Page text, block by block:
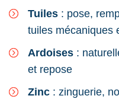
Tuiles : pose,
tuiles mécaniques
Ardoises :
et repose
Zinc : zinguerie,